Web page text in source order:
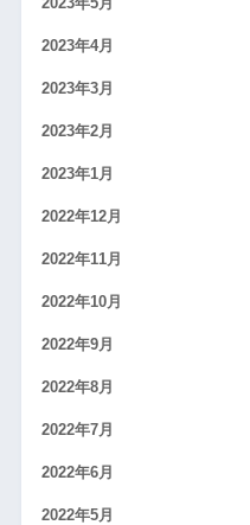
2023年5月
2023年4月
2023年3月
2023年2月
2023年1月
2022年12月
2022年11月
2022年10月
2022年9月
2022年8月
2022年7月
2022年6月
2022年5月